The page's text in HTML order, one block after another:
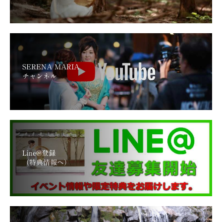
SERENA MARIA
チャンネル
Line@登録
（特典情報へ）